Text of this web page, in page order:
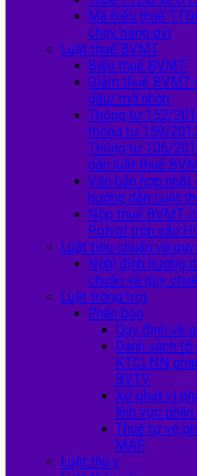
Mã biểu thuế
chạy bằng pin
Luật thuế BVMT
Biểu thuế BVMT
Giảm thuế
dầu/ mỡ nhờn
Thông tư 152/
thông tư 159/
Thông tư 106/
dẫn luật thuế
Văn bản hợp
hướng dẫn Luật
Nộp thuế BVMT
Polyol trộn sẵn
Luật tiêu chuẩn và
Nghị định hướng
chuẩn và quy
Luật trồng trọt
Phân bón
Quy định về
Danh sách
KTCLNN
BVTV
Xử phạt vi
lĩnh vực
Thuế tự vệ
MAP
Luật thú y